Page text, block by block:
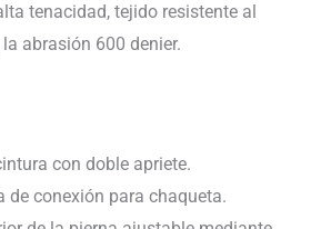
tenacidad, tejido resistente al
abrasión 600 denier.
con doble apriete.
de conexión para chaqueta.